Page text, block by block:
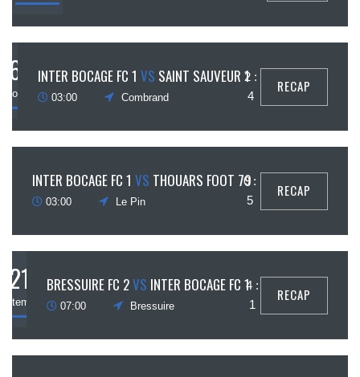
6 INTER BOCAGE FC 1 VS SAINT SAUVEUR 1
03:00 Combrand
2 :
4
RECAP
INTER BOCAGE FC 1 VS THOUARS FOOT 79
03:00 Le Pin
0 :
5
RECAP
21 BRESSUIRE FC 2VS INTER BOCAGE FC 1
07:00 Bressuire
4 :
1
RECAP